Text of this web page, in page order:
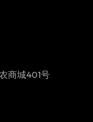
商城401号